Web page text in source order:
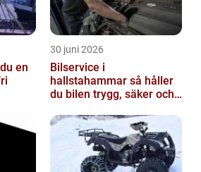
30 juni 2026
Bilservice i
hallstahammar så håller
du bilen trygg, säker och